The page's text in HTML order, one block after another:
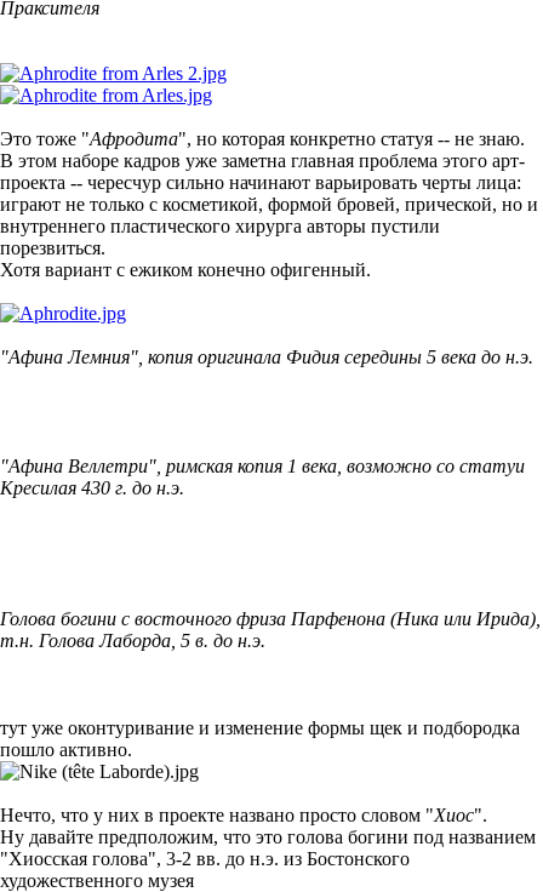
Праксителя
Это тоже "Афродита", но которая конкретно статуя -- не знаю.
В этом наборе кадров уже заметна главная проблема этого арт-
проекта -- чересчур сильно начинают варьировать черты лица:
играют не только с косметикой, формой бровей, прической, но и
внутреннего пластического хирурга авторы пустили
порезвиться.
Хотя вариант с ежиком конечно офигенный.
"Афина Лемния", копия оригинала Фидия середины 5 века до н.э.
"Афина Веллетри", римская копия 1 века, возможно со статуи
Кресилая 430 г. до н.э.
Голова богини с восточного фриза Парфенона (Ника или Ирида),
т.н. Голова Лаборда, 5 в. до н.э.
тут уже оконтуривание и изменение формы щек и подбородка
пошло активно.
Нечто, что у них в проекте названо просто словом "Хиос".
Ну давайте предположим, что это голова богини под названием
"Хиосская голова", 3-2 вв. до н.э. из Бостонского
художественного музея